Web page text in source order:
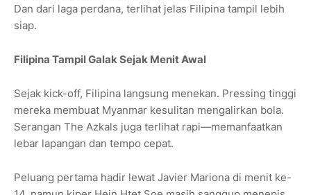
Dan dari laga perdana, terlihat jelas Filipina tampil lebih
siap.
Filipina Tampil Galak Sejak Menit Awal
Sejak kick-off, Filipina langsung menekan. Pressing tinggi
mereka membuat Myanmar kesulitan mengalirkan bola.
Serangan The Azkals juga terlihat rapi—memanfaatkan
lebar lapangan dan tempo cepat.
Peluang pertama hadir lewat Javier Mariona di menit ke-